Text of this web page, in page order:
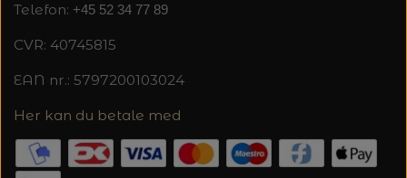
Telefon: +45 52 34 77 89
CVR: 40745815
EAN nr.: 5797200103024
Her kan du betale med